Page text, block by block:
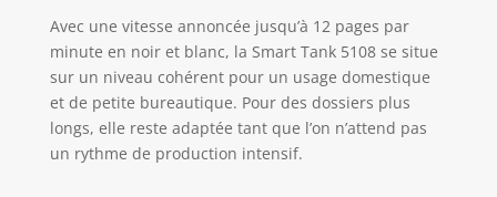
périodiquement
mis à jour par le
firmware, elle est
conçue pour une
des cartouches
utilisant une puce
Avec une vitesse annoncée jusqu’à 12 pages par
minute en noir et blanc, la Smart Tank 5108 se situe
sur un niveau cohérent pour un usage domestique
et de petite bureautique. Pour des dossiers plus
longs, elle reste adaptée tant que l’on n’attend pas
un rythme de production intensif.